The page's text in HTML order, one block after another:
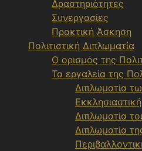
Δραστηριότητες
Συνεργασίες
Πρακτική Άσκηση
Πολιτιστική Διπλωματία
Ο ορισμός της
Τα εργαλεία της
Διπλωματία
Διπλωματία
Διπλωματία